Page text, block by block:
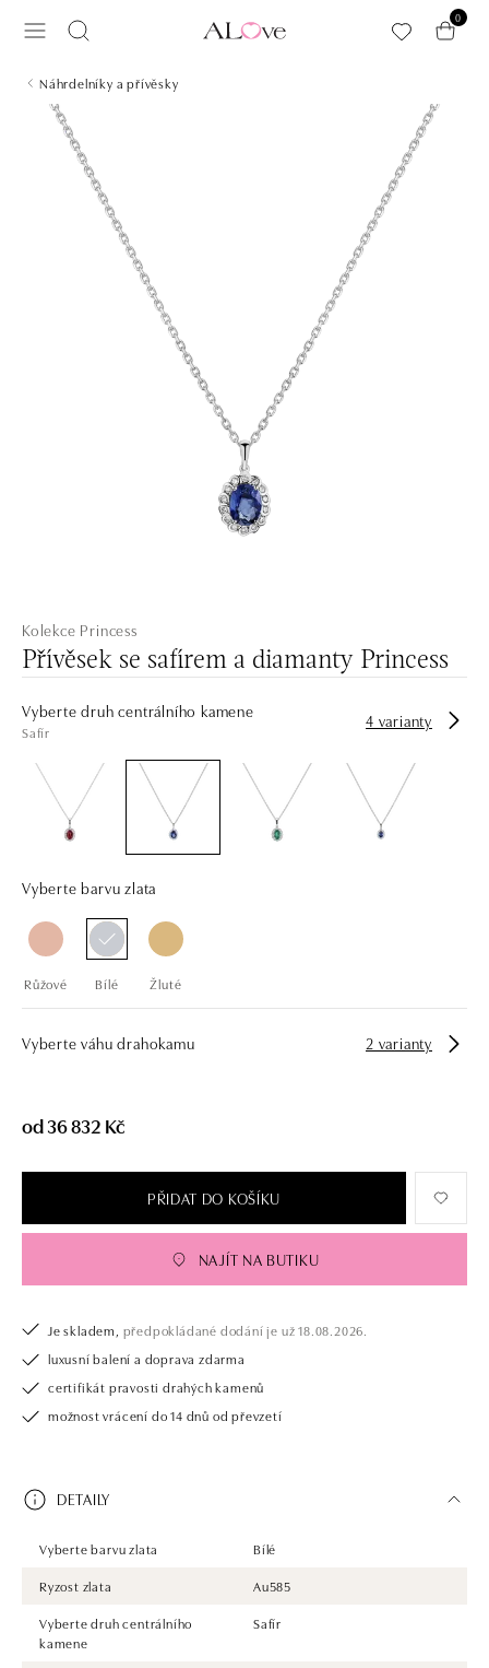
0
Náhrdelníky a přívěsky
Kolekce Princess
Přívěsek se safírem a diamanty Princess
Vyberte druh centrálního kamene
Safír
4 varianty
Vyberte barvu zlata
Růžové Bílé Žluté
Vyberte váhu drahokamu 2 varianty
od 36 832 Kč
PŘIDAT DO KOŠÍKU
NAJÍT NA BUTIKU
Je skladem, předpokládané dodání je už 18.08.2026.
luxusní balení a doprava zdarma
certifikát pravosti drahých kamenů
možnost vrácení do 14 dnů od převzetí
DETAILY
Vyberte barvu zlata
Bílé
Ryzost zlata
Au585
Vyberte druh centrálního
kamene
Safír